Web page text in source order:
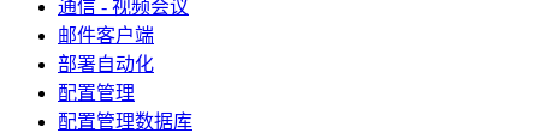
通信 - 视频会议
邮件客户端
部署自动化
配置管理
配置管理数据库